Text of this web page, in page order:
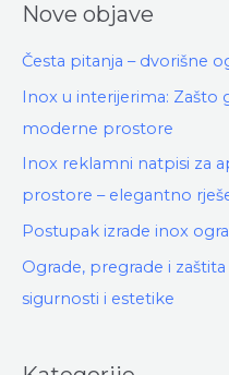
Nove objave
Česta pitanja – dvorišne
Inox u interijerima: Zašto
moderne prostore
Inox reklamni natpisi za
prostore – elegantno
Postupak izrade inox
Ograde, pregrade i
sigurnosti i estetike